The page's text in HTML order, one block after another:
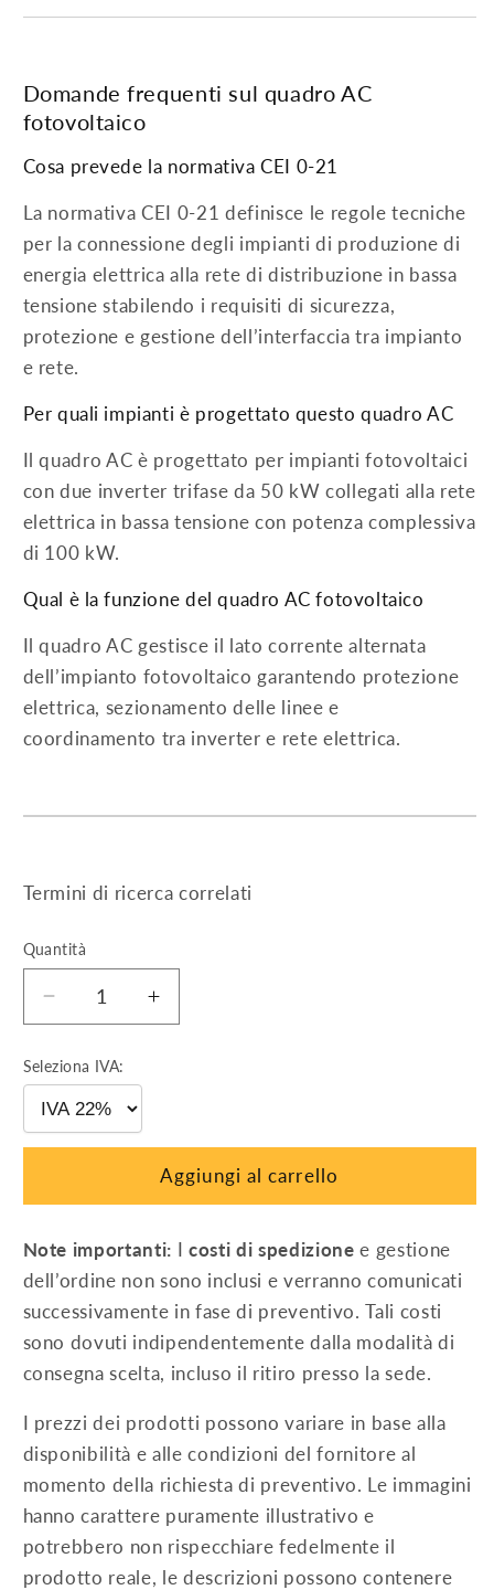
Domande frequenti sul quadro AC
fotovoltaico
Cosa prevede la normativa CEI 0-21
La normativa CEI 0-21 definisce le regole tecniche
per la connessione degli impianti di produzione di
energia elettrica alla rete di distribuzione in bassa
tensione stabilendo i requisiti di sicurezza,
protezione e gestione dell’interfaccia tra impianto
e rete.
Per quali impianti è progettato questo quadro AC
Il quadro AC è progettato per impianti fotovoltaici
con due inverter trifase da 50 kW collegati alla rete
elettrica in bassa tensione con potenza complessiva
di 100 kW.
Qual è la funzione del quadro AC fotovoltaico
Il quadro AC gestisce il lato corrente alternata
dell’impianto fotovoltaico garantendo protezione
elettrica, sezionamento delle linee e
coordinamento tra inverter e rete elettrica.
Termini di ricerca correlati
Quantità
Diminuisci
quantità
per
Quadro
AC
trifase
-
Inv.
50kW
(tot.
100kW)
interfaccia
21
Aumenta
quantità
SPI
-
Inv.
50kW
(tot.
100kW)
con
interfaccia
CEI
21
Seleziona IVA:
Aggiungi al carrello
Note importanti: Icosti di spedizione e gestione
dell’ordine non sono inclusi e verranno comunicati
successivamente in fase di preventivo. Tali costi
sono dovuti indipendentemente dalla modalità di
consegna scelta, incluso il ritiro presso la sede.
I prezzi dei prodotti possono variare in base alla
disponibilità e alle condizioni del fornitore al
momento della richiesta di preventivo. Le immagini
hanno carattere puramente illustrativo e
potrebbero non rispecchiare fedelmente il
prodotto reale, le descrizioni possono contenere